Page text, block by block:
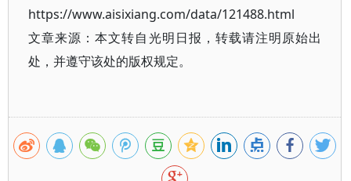
https://www.aisixiang.com/data/121488.html
文章来源：本文转自光明日报，转载请注明原始出
处，并遵守该处的版权规定。